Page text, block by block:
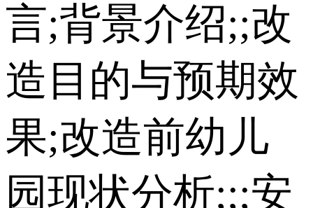
言;背景介绍;;改
造目的与预期效
果;改造前幼儿
园现状分析;;;安